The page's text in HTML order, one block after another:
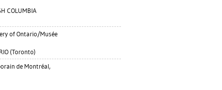
COLUMBIA
of Ontario/Musée
(Toronto)
de Montréal,